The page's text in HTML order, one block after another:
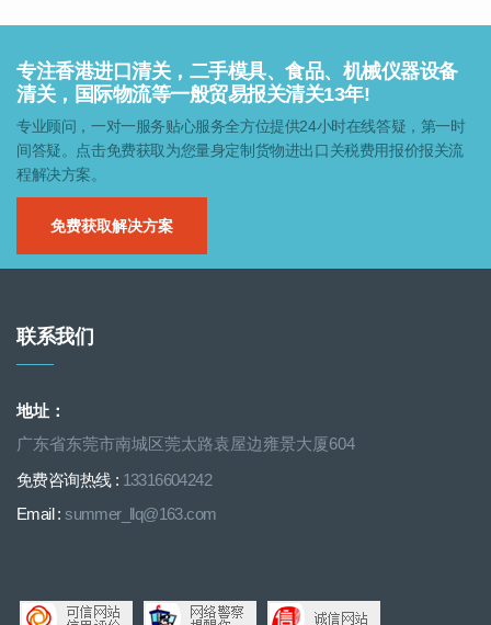
专注香港进口清关，二手模具、食品、机械仪器设备
清关，国际物流等一般贸易报关清关13年!
专业顾问，一对一服务贴心服务全方位提供24小时在线答疑，第一时
间答疑。点击免费获取为您量身定制货物进出口关税费用报价报关流
程解决方案。
免费获取解决方案
联系我们
地址：
广东省东莞市南城区莞太路袁屋边雍景大厦604
免费咨询热线 : 13316604242
Email :summer_llq@163.com